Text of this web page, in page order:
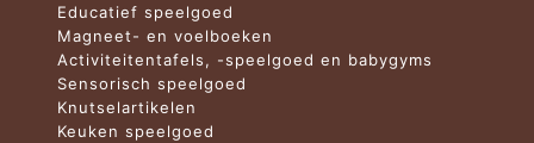
Educatief speelgoed
Magneet- en voelboeken
Activiteitentafels, -speelgoed en babygyms
Sensorisch speelgoed
Knutselartikelen
Keuken speelgoed